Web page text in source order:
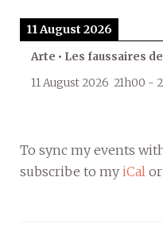
11 August 2026
Arte • Les faussaires
11 August 2026 21h00 -
To sync my events
subscribe to my iCal or